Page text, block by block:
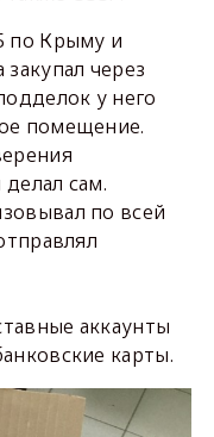
по Крыму и
через
у него
помещение.
сам.
по всей
аккаунты
карты.